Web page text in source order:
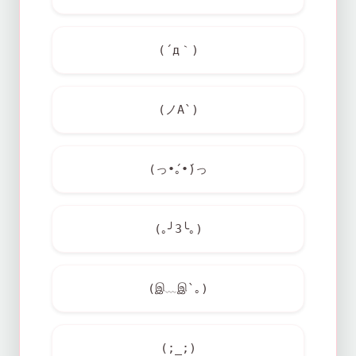
(´д｀)
(ノA`)
(っ•́｡•́)っ
(｡╯3╰｡)
(இ﹏இ`｡)
(;_;)